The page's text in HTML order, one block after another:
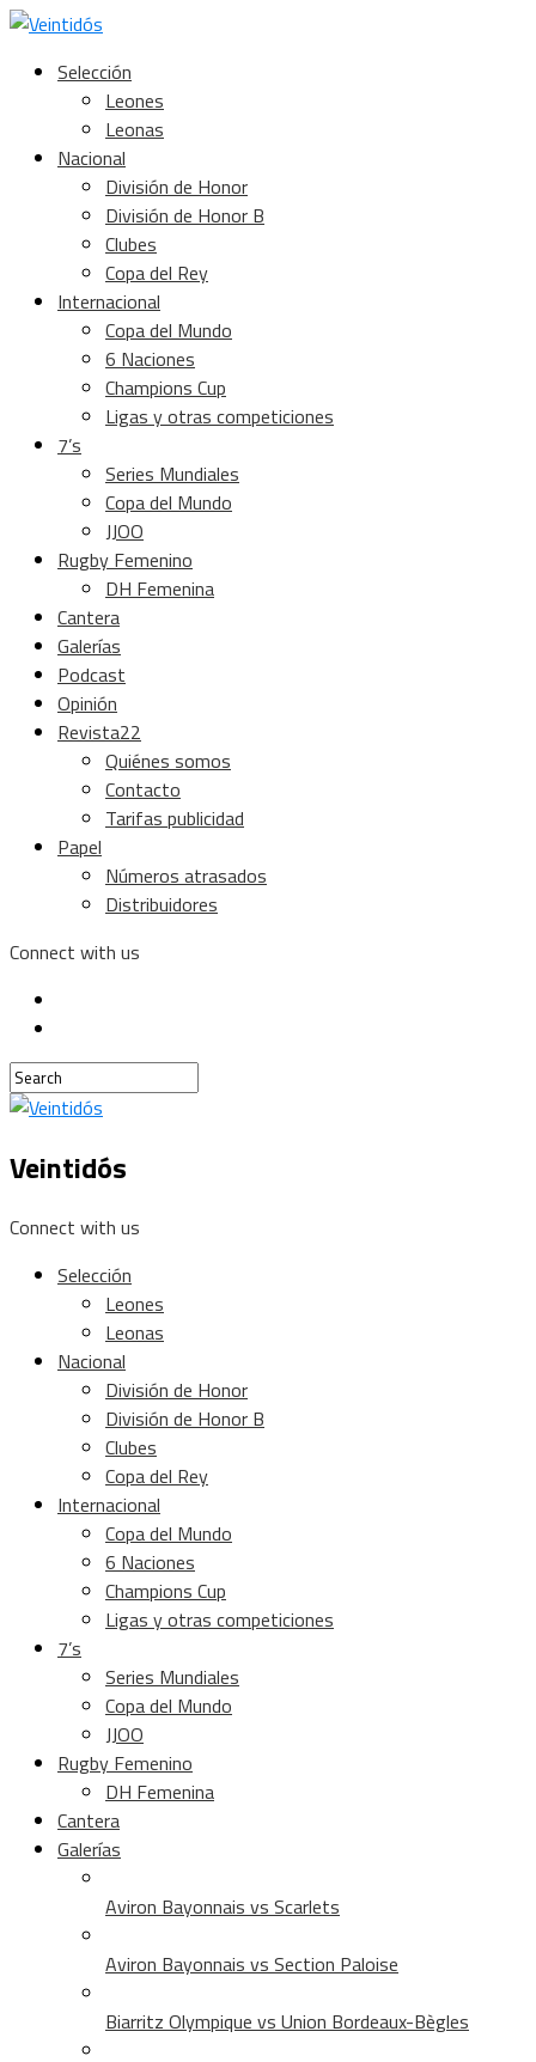
Selección
Leones
Leonas
Nacional
División de Honor
División de Honor B
Clubes
Copa del Rey
Internacional
Copa del Mundo
6 Naciones
Champions Cup
Ligas y otras competiciones
7’s
Series Mundiales
Copa del Mundo
JJOO
Rugby Femenino
DH Femenina
Cantera
Galerías
Podcast
Opinión
Revista22
Quiénes somos
Contacto
Tarifas publicidad
Papel
Números atrasados
Distribuidores
Connect with us
Veintidós
Connect with us
Selección
Leones
Leonas
Nacional
División de Honor
División de Honor B
Clubes
Copa del Rey
Internacional
Copa del Mundo
6 Naciones
Champions Cup
Ligas y otras competiciones
7’s
Series Mundiales
Copa del Mundo
JJOO
Rugby Femenino
DH Femenina
Cantera
Galerías
Aviron Bayonnais vs Scarlets
Aviron Bayonnais vs Section Paloise
Biarritz Olympique vs Union Bordeaux-Bègles